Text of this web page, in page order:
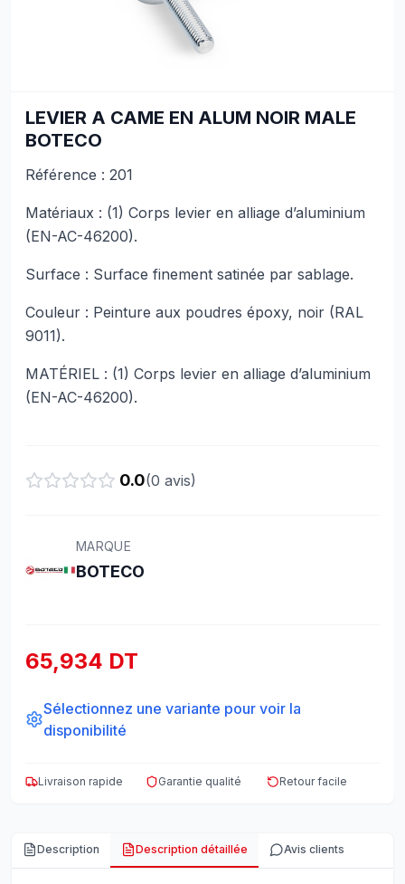
LEVIER A CAME EN ALUM NOIR MALE
BOTECO
Référence : 201
Matériaux : (1) Corps levier en alliage d’aluminium
(EN-AC-46200).
Surface : Surface finement satinée par sablage.
Couleur : Peinture aux poudres époxy, noir (RAL
9011).
MATÉRIEL : (1) Corps levier en alliage d’aluminium
(EN-AC-46200).
0.0(0 avis)
MARQUE
BOTECO
65,934 DT
Sélectionnez une variante pour voir la
disponibilité
Livraison rapide Garantie qualité Retour facile
Description Description détaillée Avis clients